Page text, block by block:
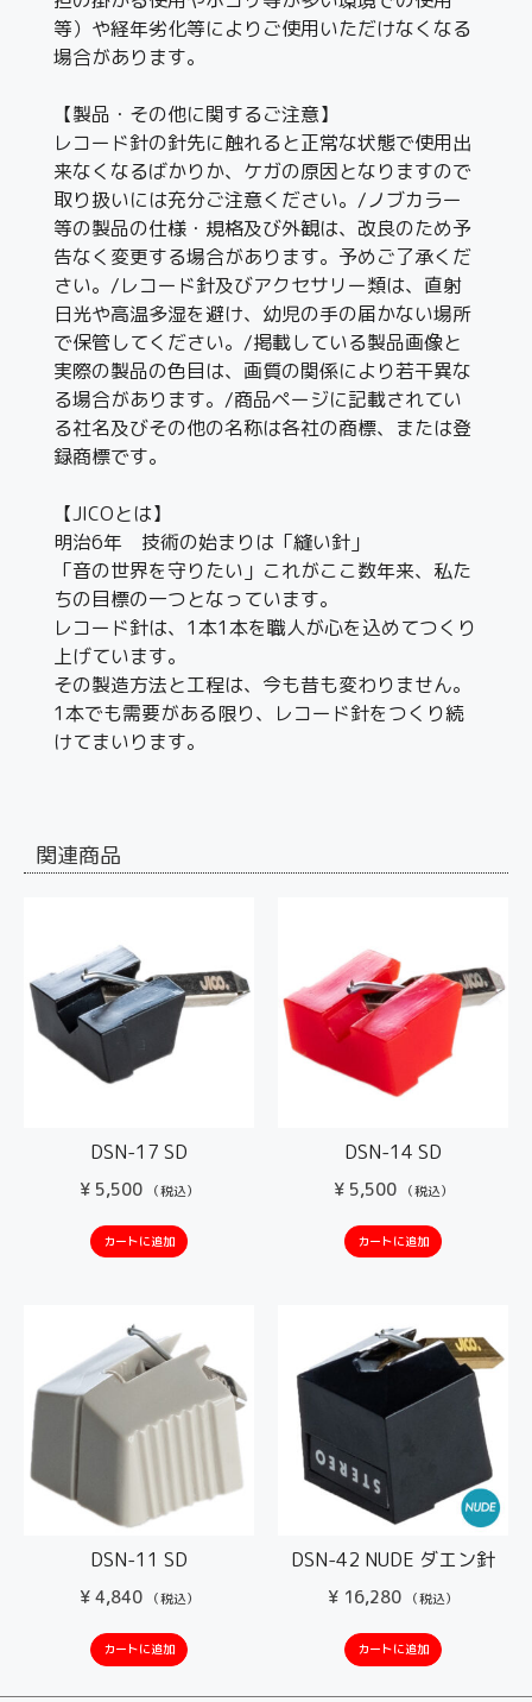
等）や経年劣化等によりご使用いただけなくなる
場合があります。
【製品・その他に関するご注意】
レコード針の針先に触れると正常な状態で使用出
来なくなるばかりか、ケガの原因となりますので
取り扱いには充分ご注意ください。/ノブカラー
等の製品の仕様・規格及び外観は、改良のため予
告なく変更する場合があります。予めご了承くだ
さい。/レコード針及びアクセサリー類は、直射
日光や高温多湿を避け、幼児の手の届かない場所
で保管してください。/掲載している製品画像と
実際の製品の色目は、画質の関係により若干異な
る場合があります。/商品ページに記載されてい
る社名及びその他の名称は各社の商標、または登
録商標です。
【JICOとは】
明治6年 技術の始まりは「縫い針」
「音の世界を守りたい」これがここ数年来、私た
ちの目標の一つとなっています。
レコード針は、1本1本を職人が心を込めてつくり
上げています。
その製造方法と工程は、今も昔も変わりません。
1本でも需要がある限り、レコード針をつくり続
けてまいります。
関連商品
DSN-17 SD
¥5,500 （税込）
カートに追加
DSN-14 SD
¥5,500 （税込）
カートに追加
DSN-11 SD
¥4,840 （税込）
カートに追加
DSN-42 NUDE ダエン針
¥ 16,280 （税込）
カートに追加